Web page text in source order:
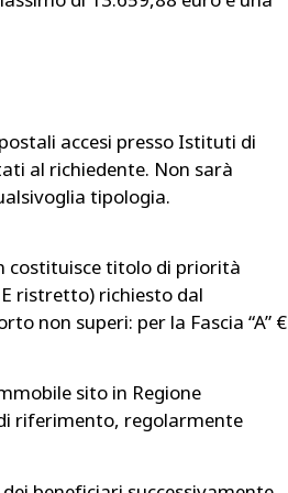
accesi presso Istituti di
al richiedente. Non sarà
tipologia.
costituisce titolo di priorità
ristretto) richiesto dal
non superi: per la Fascia “A” €
sito in Regione
riferimento, regolarmente